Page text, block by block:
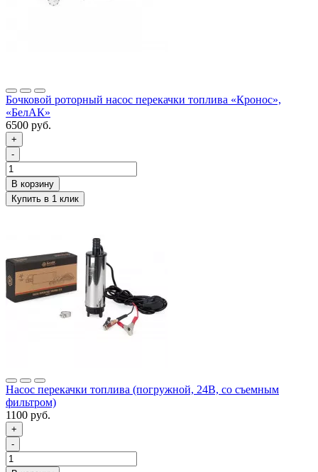
Бочковой роторный насос перекачки топлива «Кронос»,
«БелАК»
6500 руб.
+
-
Насос перекачки топлива (погружной, 24В, со съемным
фильтром)
1100 руб.
+
-